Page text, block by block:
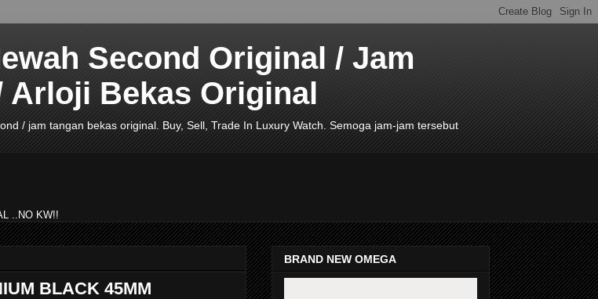
Second Original / Jam
Arloji Bekas Original
/ jam tangan bekas original. Buy, Sell, Trade In Luxury Watch. Semoga jam-jam tersebut
..NO KW!!
BLACK 45MM
BRAND NEW OMEGA